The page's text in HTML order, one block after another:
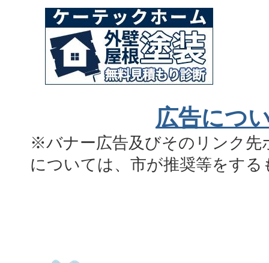
広告につ
※バナー広告及びそのリンク先
については、市が推奨等をす